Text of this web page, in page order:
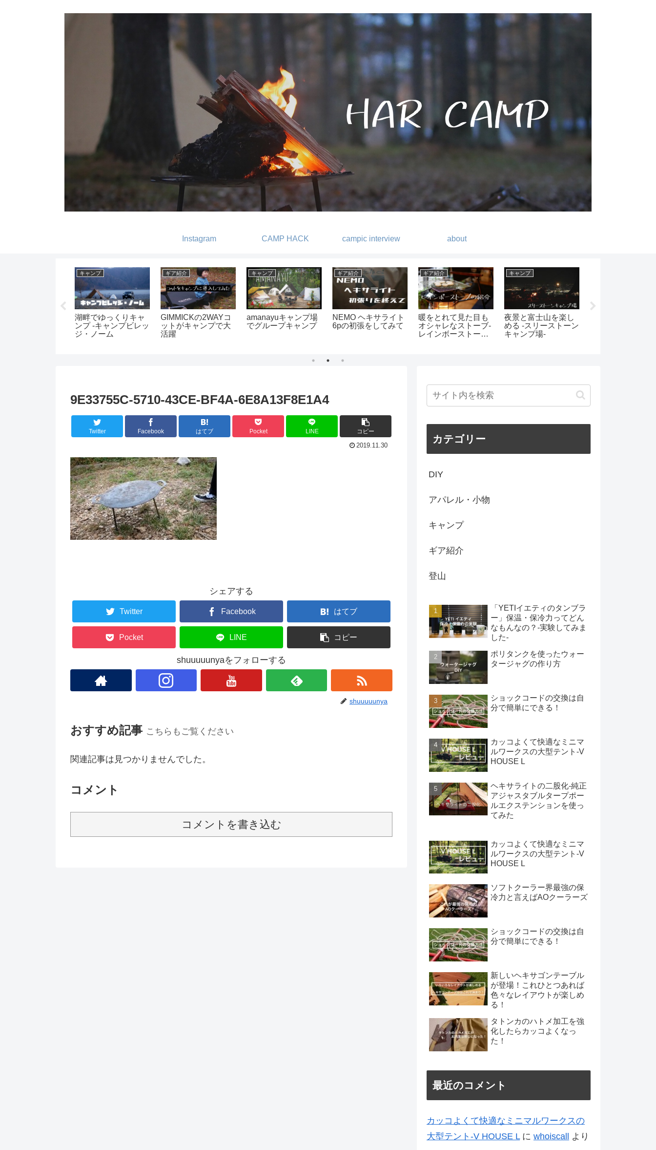
Instagram CAMP HACK campic interview about
ギア紹介
コンパクト化にハイ
ランダーのインフレ
ーターマット
ギア紹介
ヘキサライトの二股
化-純正アジャスタブ
ルタープポールエク
ギア紹介
我が家のコーヒーい
ろいろ2
ギア紹介
「YETIイエティのタ
ンブラー」保温・保
登山
街も海も富士山も楽
しめる塔ノ岳-初めて
の登山
ギア紹介
カッコよくて快適な
ミニマルワークスの
大型テント-V
9E33755C-5710-43CE-BF4A-6E8A13F8E1A4
Twitter Facebook はてブ Pocket LINE コピー
2019.11.30
シェアする
Twitter Facebook はてブ
Pocket LINE コピー
shuuuuunyaをフォローする
shuuuuunya
おすすめ記事 こちらもご覧ください
関連記事は見つかりませんでした。
コメント
コメントを書き込む
カテゴリー
DIY
アパレル・小物
キャンプ
ギア紹介
登山
「YETIイエティのタンブラ
ー」保温・保冷力ってどん
なもんなの？-実験してみま
した-
ポリタンクを使ったウォー
タージャグの作り方
ショックコードの交換は自
分で簡単にできる！
カッコよくて快適なミニマ
ルワークスの大型テント-V
HOUSE L
ヘキサライトの二股化-純正
アジャスタブルタープポー
ルエクステンションを使っ
てみた
カッコよくて快適なミニマ
ルワークスの大型テント-V
HOUSE L
ソフトクーラー界最強の保
冷力と言えばAOクーラーズ
ショックコードの交換は自
分で簡単にできる！
新しいヘキサゴンテーブル
が登場！これひとつあれば
色々なレイアウトが楽しめ
る！
タトンカのハトメ加工を強
化したらカッコよくなっ
た！
最近のコメント
カッコよくて快適なミニマルワークスの
大型テント-V HOUSE Lに whoiscall より